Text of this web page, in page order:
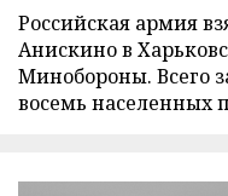
Российская армия
Анискино в
Минобороны. Всего
восемь населенных